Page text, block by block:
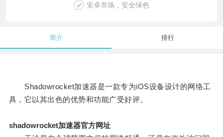
安卓市场，安全绿色
简介 排行
Shadowrocket加速器是一款专为iOS设备设计的网络工
具，它以其出色的优势和功能广受好评。
shadowrocket加速器官方网址